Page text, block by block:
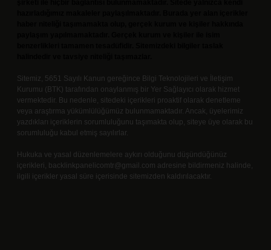
Sitemiz, 5651 Sayılı Kanun gereğince Bilgi Teknolojileri ve İletişim
Kurumu (BTK) tarafından onaylanmış bir Yer Sağlayıcı olarak hizmet
vermektedir. Bu nedenle, sitedeki içerikleri proaktif olarak denetleme
veya araştırma yükümlülüğümüz bulunmamaktadır. Ancak, üyelerimiz
yazdıkları içeriklerin sorumluluğunu taşımakta olup, siteye üye olarak bu
sorumluluğu kabul etmiş sayılırlar.
Hukuka ve yasal düzenlemelere aykırı olduğunu düşündüğünüz
içerikleri, backlinkpanelicomtr@gmail.com adresine bildirmeniz halinde,
ilgili içerikler yasal süre içerisinde sitemizden kaldırılacaktır.